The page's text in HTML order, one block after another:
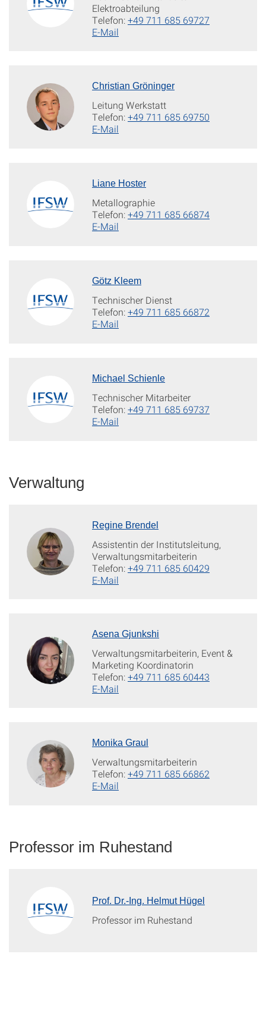
Elektroabteilung
Telefon:+49 711 685 69727
E-Mail
Christian Gröninger
Leitung Werkstatt
Telefon:+49 711 685 69750
E-Mail
Liane Hoster
Metallographie
Telefon:+49 711 685 66874
E-Mail
Götz Kleem
Technischer Dienst
Telefon:+49 711 685 66872
E-Mail
Michael Schienle
Technischer Mitarbeiter
Telefon:+49 711 685 69737
E-Mail
Verwaltung
Regine Brendel
Assistentin der Institutsleitung,
Verwaltungsmitarbeiterin
Telefon:+49 711 685 60429
E-Mail
Asena Gjunkshi
Verwaltungsmitarbeiterin, Event &
Marketing Koordinatorin
Telefon:+49 711 685 60443
E-Mail
Monika Graul
Verwaltungsmitarbeiterin
Telefon:+49 711 685 66862
E-Mail
Professor im Ruhestand
Prof. Dr.-Ing. Helmut Hügel
Professor im Ruhestand